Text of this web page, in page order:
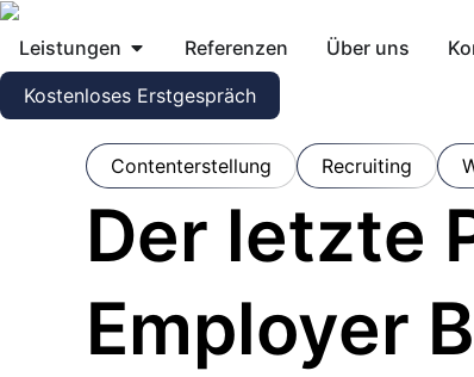
Leistungen Referenzen Über uns
Kostenloses Erstgespräch
Contenterstellung Recruiting
Der letzte
Employer